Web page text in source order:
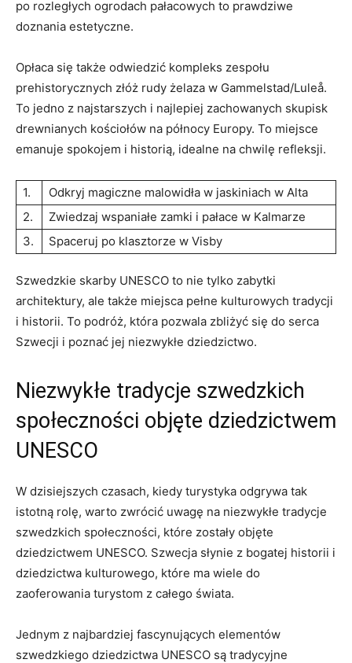
po rozległych ogrodach‌ pałacowych ⁤to‌ prawdziwe‌
doznania estetyczne.
Opłaca się także‍ odwiedzić kompleks⁣ zespołu
prehistorycznych ‌złóż rudy żelaza w Gammelstad/Luleå.
To jedno z najstarszych i‍ najlepiej ​zachowanych ‌skupisk
drewnianych ​kościołów na północy Europy. ⁤To⁢ miejsce⁣
emanuje spokojem i historią, ⁢idealne na ⁣chwilę refleksji.
1.
Odkryj ​magiczne malowidła w​ jaskiniach w Alta
2.
Zwiedzaj wspaniałe zamki i⁤ pałace⁣ w Kalmarze
3.
Spaceruj po‍ klasztorze ​w ​Visby
Szwedzkie‌ skarby UNESCO ‍to ⁢nie⁢ tylko zabytki
⁢architektury,‍ ale także miejsca pełne kulturowych‌ tradycji
⁣i historii.​ To podróż, która ⁤pozwala zbliżyć‌ się do serca
Szwecji i poznać jej niezwykłe dziedzictwo.
Niezwykłe tradycje szwedzkich
społeczności objęte dziedzictwem
​UNESCO
W dzisiejszych ⁢czasach,​ kiedy turystyka odgrywa ‌tak
istotną rolę, warto zwrócić uwagę na niezwykłe tradycje
szwedzkich społeczności, które zostały objęte
dziedzictwem UNESCO.‍ Szwecja ⁣słynie z‌ bogatej historii i
⁤dziedzictwa kulturowego, które ma wiele ⁢do
zaoferowania turystom⁣ z całego ‍świata.
Jednym ‍z najbardziej fascynujących elementów
szwedzkiego dziedzictwa UNESCO są tradycyjne